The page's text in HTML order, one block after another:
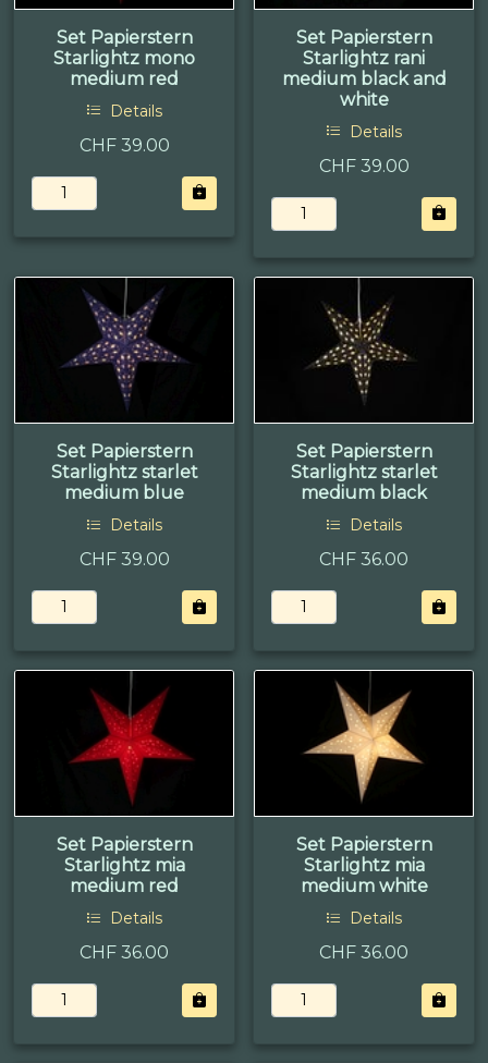
Set Papierstern
Starlightz mono
medium red
Details
CHF 39.00
Set Papierstern
Starlightz rani
medium black and
white
Details
CHF 39.00
Set Papierstern
Starlightz starlet
medium blue
Details
CHF 39.00
Set Papierstern
Starlightz starlet
medium black
Details
CHF 36.00
Set Papierstern
Starlightz mia
medium red
Details
CHF 36.00
Set Papierstern
Starlightz mia
medium white
Details
CHF 36.00